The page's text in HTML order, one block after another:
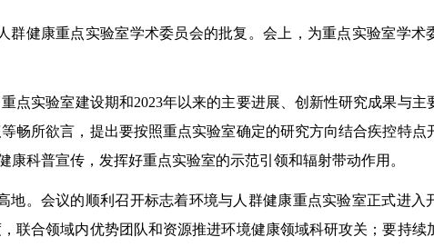
健康重点实验室学术委员会的批复。会上，为重点实验室学术
点实验室建设期和2023年以来的主要进展、创新性研究成果与主
畅所欲言，提出要按照重点实验室确定的研究方向结合疾控特点
科普宣传，发挥好重点实验室的示范引领和辐射带动作用。
。会议的顺利召开标志着环境与人群健康重点实验室正式进入
联合领域内优势团队和资源推进环境健康领域科研攻关；要持续